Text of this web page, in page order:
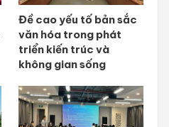
Đề cao yếu tố bản sắc
văn hóa trong phát
triển kiến trúc và
không gian sống